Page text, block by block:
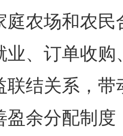
庭农场和农
业、订单收
联结关系，
盈余分配制